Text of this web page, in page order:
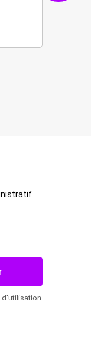
d'utilisation